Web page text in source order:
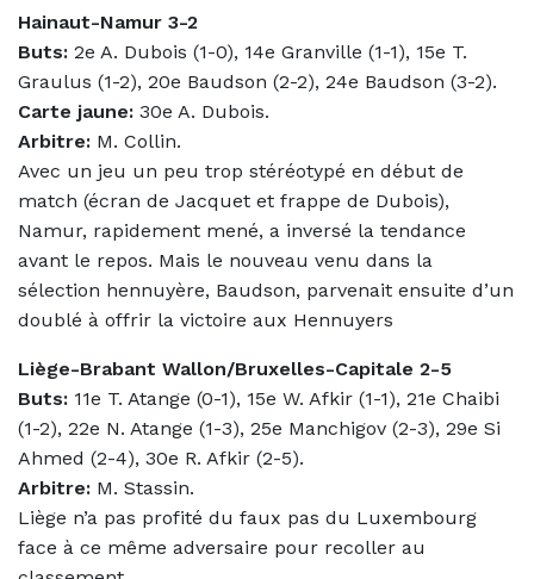
Hainaut-Namur 3-2
Buts: 2e A. Dubois (1-0), 14e Granville (1-1), 15e T.
Graulus (1-2), 20e Baudson (2-2), 24e Baudson (3-2).
Carte jaune: 30e A. Dubois.
Arbitre: M. Collin.
Avec un jeu un peu trop stéréotypé en début de
match (écran de Jacquet et frappe de Dubois),
Namur, rapidement mené, a inversé la tendance
avant le repos. Mais le nouveau venu dans la
sélection hennuyère, Baudson, parvenait ensuite d’un
doublé à offrir la victoire aux Hennuyers
Liège-Brabant Wallon/Bruxelles-Capitale 2-5
Buts: 11e T. Atange (0-1), 15e W. Afkir (1-1), 21e Chaibi
(1-2), 22e N. Atange (1-3), 25e Manchigov (2-3), 29e Si
Ahmed (2-4), 30e R. Afkir (2-5).
Arbitre: M. Stassin.
Liège n’a pas profité du faux pas du Luxembourg
face à ce même adversaire pour recoller au